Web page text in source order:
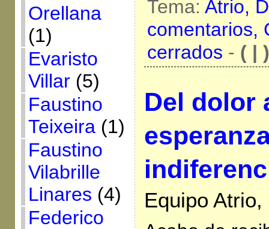
Orellana
(1)
Evaristo
Villar(5)
Faustino
Teixeira(1)
Faustino
Vilabrille
Linares (4)
Federico
Tema: Atrio,
comentarios,
cerrados - ( | )
Del dolor
Equipo